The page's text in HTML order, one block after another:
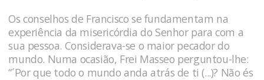
Os conselhos de Francisco se fundamentam na
experiência da misericórdia do Senhor para com a
sua pessoa. Considerava-se o maior pecador do
mundo. Numa ocasião, Frei Masseo perguntou-lhe:
“´Por que todo o mundo anda atrás de ti (...)? Não és